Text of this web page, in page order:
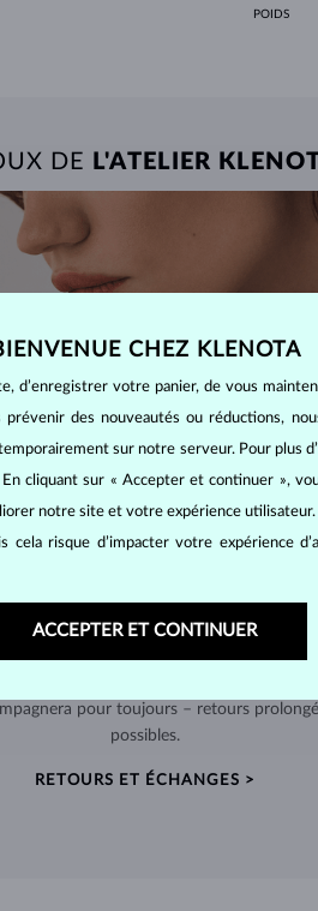
POIDS
DE L'ATELIER
RETOURS SOUS 60 JOURS
pour toujours – retours
possibles.
RETOURS ET ÉCHANGES >
CHEZ KLENOTA
d’enregistrer votre panier, de vous
des nouveautés ou réductions,
sur notre serveur. Pour plus
cliquant sur « Accepter et continuer »,
notre site et votre expérience utilisateur.
cela risque d’impacter votre expérience
ACCEPTER ET CONTINUER